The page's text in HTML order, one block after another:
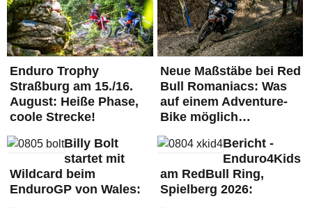
Enduro Trophy
Straßburg am 15./16.
August: Heiße Phase,
coole Strecke!
Neue Maßstäbe bei Red
Bull Romaniacs: Was
auf einem Adventure-
Bike möglich…
Billy Bolt
startet mit
Wildcard beim
EnduroGP von Wales:
Bericht -
Enduro4Kids
am RedBull Ring,
Spielberg 2026: